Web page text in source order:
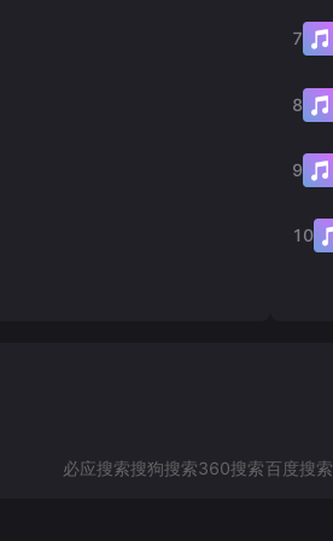
7
8
9
10
必应搜索搜狗搜索360搜索百度搜索